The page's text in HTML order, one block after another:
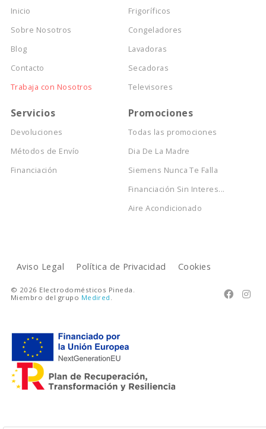
Inicio
Sobre Nosotros
Blog
Contacto
Trabaja con Nosotros
Frigoríficos
Congeladores
Lavadoras
Secadoras
Televisores
Servicios
Devoluciones
Métodos de Envío
Financiación
Promociones
Todas las promociones
Dia De La Madre
Siemens Nunca Te Falla
Financiación Sin Interes...
Aire Acondicionado
Aviso Legal Política de Privacidad Cookies
 
© 2026 Electrodomésticos Pineda.
Miembro del grupo Medired .